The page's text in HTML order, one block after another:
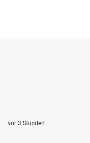
vor 3 Stunden